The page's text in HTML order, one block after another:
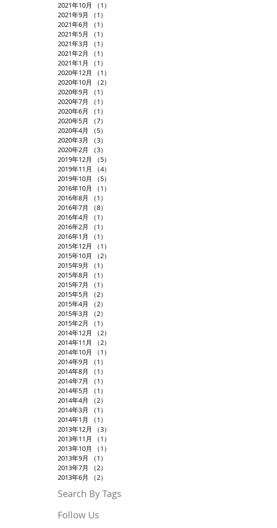
2021年10月 （1）
2021年9月
（1）
2021年6月
（1）
2021年5月
（1）
2021年3月
（1）
2021年2月
（1）
2021年1月
（1）
2020年12月
（1）
2020年10月
（2）
2020年9月
（1）
2020年7月
（1）
2020年6月
（1）
2020年5月
（7）
2020年4月
（5）
2020年3月
（3）
2020年2月
（3）
2019年12月
（5）
2019年11月
（4）
2019年10月
（5）
2016年10月
（1）
2016年8月
（1）
2016年7月
（8）
2016年4月
（1）
2016年2月
（1）
2016年1月
（1）
2015年12月
（1）
2015年10月
（2）
2015年9月
（1）
2015年8月
（1）
2015年7月
（1）
2015年5月
（2）
2015年4月
（2）
2015年3月
（2）
2015年2月
（1）
2014年12月
（2）
2014年11月
（2）
2014年10月
（1）
2014年9月
（1）
2014年8月
（1）
2014年7月
（1）
2014年5月
（1）
2014年4月
（2）
2014年3月
（1）
2014年1月
（1）
2013年12月
（3）
2013年11月
（1）
2013年10月
（1）
2013年9月
（1）
2013年7月
（2）
2013年6月
（2）
Search By Tags
Follow Us